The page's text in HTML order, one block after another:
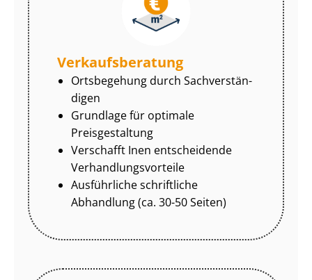
Ver­kaufs­be­ra­tung
Ortsbegehung durch Sach­ver­stän­
di­gen
Grundlage für optimale
Preisgestaltung
Verschafft Inen entscheidende
Ver­hand­lungs­vor­tei­le
Ausführliche schriftliche
Abhandlung (ca. 30-50 Seiten)